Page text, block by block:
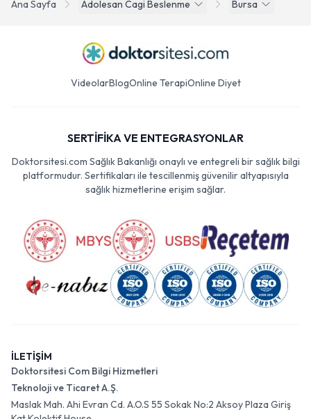
Ana Sayfa Adolesan Cagi Beslenme Bursa
Videolar Blog Online Terapi Online Diyet
SERTİFİKA VE ENTEGRASYONLAR
Doktorsitesi.com Sağlık Bakanlığı onaylı ve entegreli bir sağlık bilgi
platformudur. Sertifikaları ile tescillenmiş güvenilir altyapısıyla
sağlık hizmetlerine erişim sağlar.
İLETİŞİM
Doktorsitesi Com Bilgi Hizmetleri
Teknoloji ve Ticaret A.Ş.
Maslak Mah. Ahi Evran Cd. A.O.S 55 Sokak No:2 Aksoy Plaza Giriş